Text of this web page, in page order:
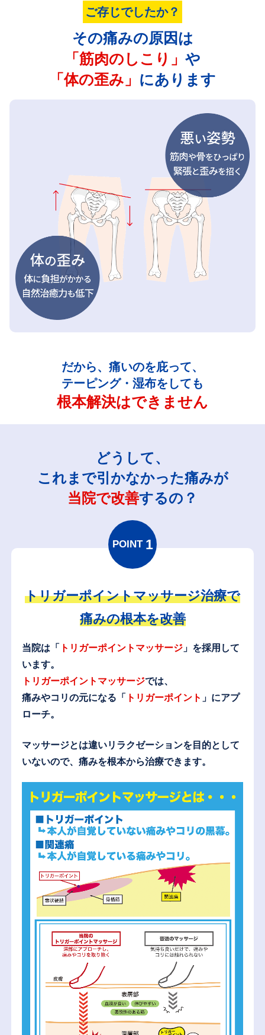
ご存じでしたか？
その痛みの原因は
「筋肉のしこり」 や
「体の歪み」 にあります
だから、痛いのを庇って、
テーピング・湿布をしても
根本解決はできません
どうして、
これまで引かなかった痛みが
当院で改善するの？
POINT 1
トリガーポイントマッサージ治療で
痛みの根本を改善
当院は「 トリガーポイントマッサージ 」を採用して
います。
トリガーポイントマッサージでは、
痛みやコリの元になる「
トリガーポイント 」にアプ
ローチ。
マッサージとは違いリラクゼーションを目的として
いないので、痛みを根本から治療できます。